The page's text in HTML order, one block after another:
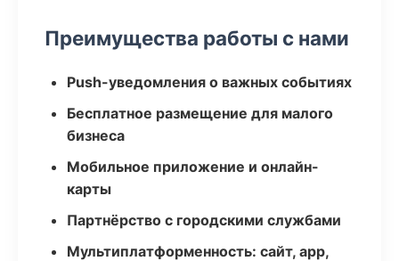
Преимущества работы с нами
Push-уведомления о важных событиях
Бесплатное размещение для малого
бизнеса
Мобильное приложение и онлайн-
карты
Партнёрство с городскими службами
Мультиплатформенность: сайт, app,